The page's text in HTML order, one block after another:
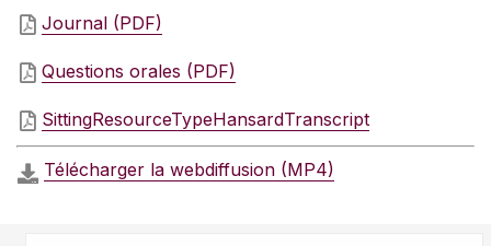
Journal (PDF)
Questions orales (PDF)
SittingResourceTypeHansardTranscript
Télécharger la webdiffusion (MP4)